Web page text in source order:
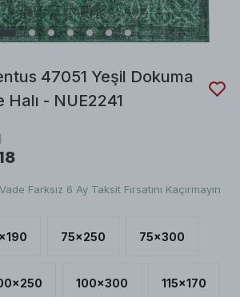
47051 Yeşil Dokuma
- NUE2241
Farksız 6 Ay Taksit Fırsatını Kaçırmayın
75x250 75x300
100x300 115x170